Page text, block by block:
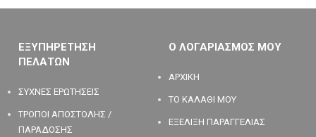
ΕΞΥΠΗΡΕΤΗΣΗ
ΠΕΛΑΤΩΝ
ΣΥΧΝΕΣ ΕΡΩΤΗΣΕΙΣ
ΤΡΟΠΟΙ ΑΠΟΣΤΟΛΗΣ /
ΠΑΡΑΔΟΣΗΣ
Ο ΛΟΓΑΡΙΑΣΜΟΣ ΜΟΥ
ΑΡΧΙΚΗ
ΤΟ ΚΑΛΑΘΙ ΜΟΥ
ΕΞΕΛΙΞΗ ΠΑΡΑΓΓΕΛΙΑΣ